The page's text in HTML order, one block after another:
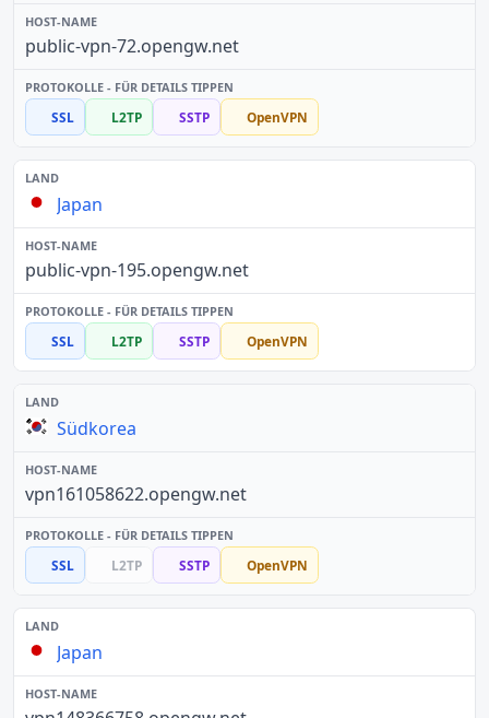
public-vpn-72.opengw.net
SSL L2TP SSTP OpenVPN
Japan
public-vpn-195.opengw.net
SSL L2TP SSTP OpenVPN
Südkorea
vpn161058622.opengw.net
SSL L2TP SSTP OpenVPN
Japan